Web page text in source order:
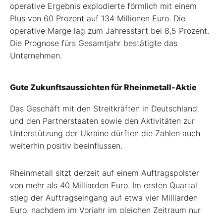
operative Ergebnis explodierte förmlich mit einem
Plus von 60 Prozent auf 134 Millionen Euro. Die
operative Marge lag zum Jahresstart bei 8,5 Prozent.
Die Prognose fürs Gesamtjahr bestätigte das
Unternehmen.
Gute Zukunftsaussichten für Rheinmetall-Aktie
Das Geschäft mit den Streitkräften in Deutschland
und den Partnerstaaten sowie den Aktivitäten zur
Unterstützung der Ukraine dürften die Zahlen auch
weiterhin positiv beeinflussen.
Rheinmetall sitzt derzeit auf einem Auftragspolster
von mehr als 40 Milliarden Euro. Im ersten Quartal
stieg der Auftragseingang auf etwa vier Milliarden
Euro, nachdem im Vorjahr im gleichen Zeitraum nur